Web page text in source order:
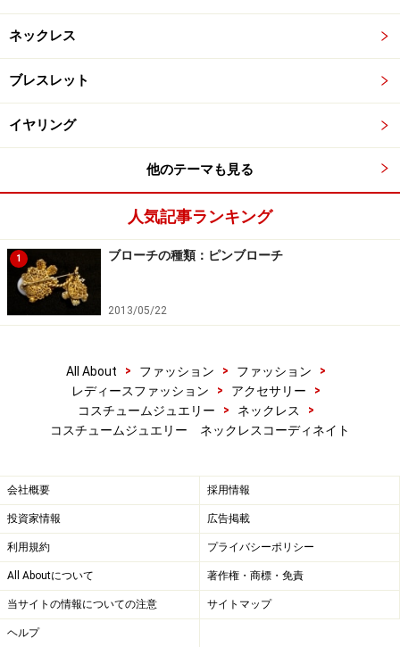
※記事内容は執筆時点のものです。最新の内容をご確認くださ
い。
ネックレス
ブレスレット
イヤリング
他のテーマも見る
人気記事ランキング
1 ブローチの種類：ピンブローチ
2013/05/22
All About > ファッション > ファッション
>
レディースファッション
> アクセサリー
>
コスチュームジュエリー
> ネックレス
>
コスチュームジュエリー ネックレスコーディネイト
会社概要 採用情報
投資家情報 広告掲載
利用規約 プライバシーポリシー
All Aboutについて 著作権・商標・免責
当サイトの情報についての注意 サイトマップ
ヘルプ